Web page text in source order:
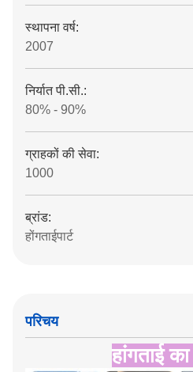
स्थापना वर्ष:
2007
निर्यात पी.सी.:
80% - 90%
ग्राहकों की सेवा:
1000
ब्रांड:
होंगताईपार्ट
परिचय
हांगताई